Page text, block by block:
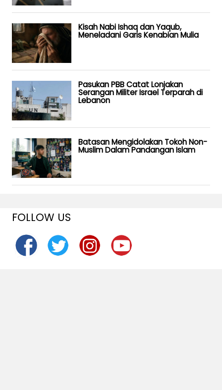
Kisah Nabi Ishaq dan Yaqub,
Meneladani Garis Kenabian Mulia
Pasukan PBB Catat Lonjakan
Serangan Militer Israel Terparah di
Lebanon
Batasan Mengidolakan Tokoh Non-
Muslim Dalam Pandangan Islam
FOLLOW US